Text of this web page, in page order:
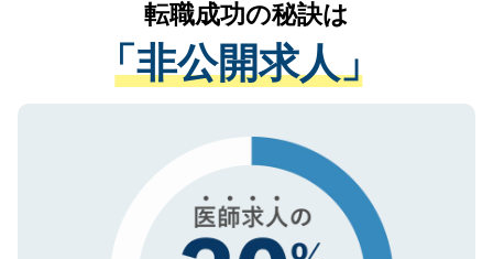
は、個人情報の取り扱いについての厳密な
管理基準を満たした事業者のみに付与され
る、プライバシーマークを取得済みです。
で、機密保持に関してもご安心ください。
経験をまじえながら、適切なアドバイスを
させていただきます。すぐにご転職をされ
ない方には、長期的なサポートが可能です
ので、まずはご登録ください。
転職成功の秘訣は
「非公開求人」